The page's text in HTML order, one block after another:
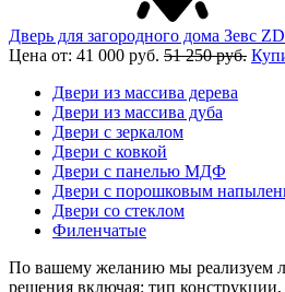
Дверь для загородного дома Зевс
Цена от: 41 000 руб. 51 250 руб.
Двери из массива дерева
Двери из массива дуба
Двери с зеркалом
Двери с ковкой
Двери с панелью МДФ
Двери с порошковым
Двери со стеклом
Филенчатые
По вашему желанию мы реализуем
решения включая: тип